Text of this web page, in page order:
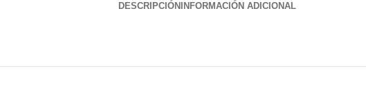
DESCRIPCIÓN INFORMACIÓN ADICIONAL